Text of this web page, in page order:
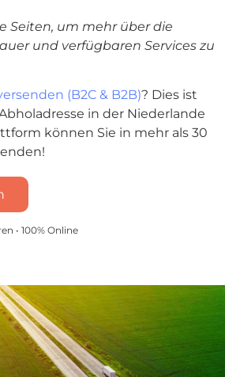
Seiten, um mehr über die
und verfügbaren Services zu
(B2C & B2B)? Dies ist
in der Niederlande
können Sie in mehr als 30
• 100% Online